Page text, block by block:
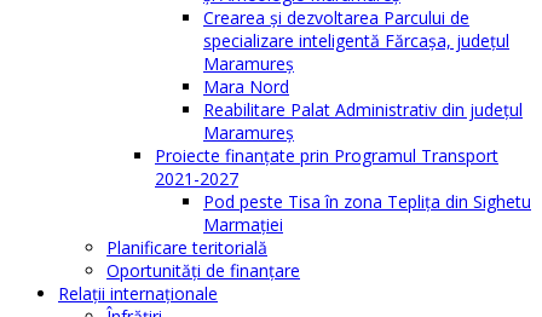
Crearea și dezvoltarea Parcului de
specializare inteligentă Fărcașa, județul
Maramureș
Mara Nord
Reabilitare Palat Administrativ din județul
Maramureș
Proiecte finanțate prin Programul Transport
2021-2027
Pod peste Tisa în zona Teplița din Sighetu
Marmației
Planificare teritorială
Oportunităţi de finanţare
Relaţii internaţionale